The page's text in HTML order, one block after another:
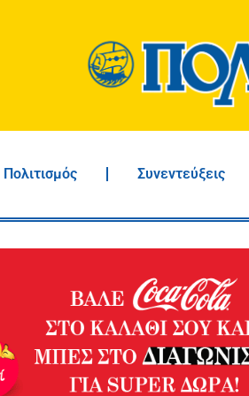
Πολιτισμός Συνεντεύξεις